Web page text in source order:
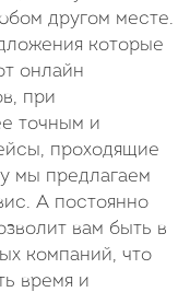
другом месте.
которые
онлайн
при
точным и
проходящие
мы предлагаем
А постоянно
вам быть в
компаний, что
время и